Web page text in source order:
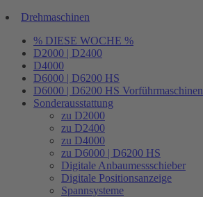
Drehmaschinen
% DIESE WOCHE %
D2000 | D2400
D4000
D6000 | D6200 HS
D6000 | D6200 HS Vorführmaschinen
Sonderausstattung
zu D2000
zu D2400
zu D4000
zu D6000 | D6200 HS
Digitale Anbaumessschieber
Digitale Positionsanzeige
Spannsysteme